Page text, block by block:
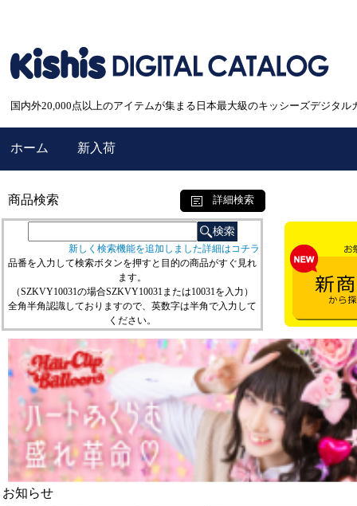
国内外20,000点以上のアイテムが集まる日本最大級のキッシーズデジタル
ホーム 新入荷
商品検索 詳細検索
新しく検索機能を追加しました詳細はコチラ
品番を入力して検索ボタンを押すと目的の商品がすぐ見れ
ます。
（SZKVY10031の場合SZKVY10031または10031を入力）
全角半角認識しておりますので、英数字は半角で入力して
ください。
お知らせ